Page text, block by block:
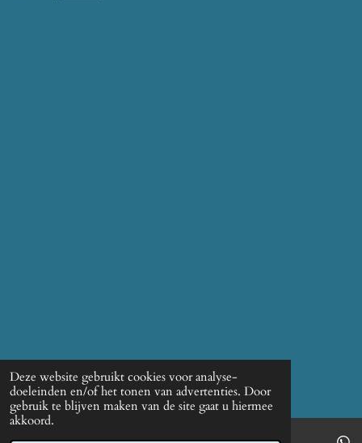
Deze website gebruikt cookies voor analyse-
doeleinden en/of het tonen van advertenties. Door
gebruik te blijven maken van de site gaat u hiermee
akkoord.